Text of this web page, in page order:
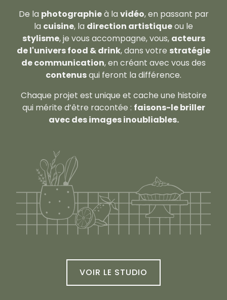
De la photographieà la vidéo, en passant par
la cuisine, la direction artistiqueou le
stylisme, je vous accompagne, vous, acteurs
de l'univers food & drink, dans votre stratégie
de communication, en créant avec vous des
contenusqui feront la différence.
Chaque projet est unique et cache une histoire
qui mérite d’être racontée : faisons-le briller
avec des images inoubliables.
VOIR LE STUDIO